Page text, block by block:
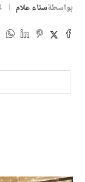
بواسطةسناء علام 14